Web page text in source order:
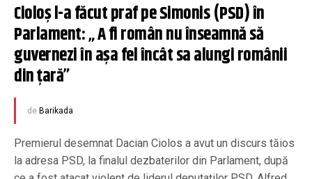
Cioloș l-a făcut praf pe Simonis (PSD) în
Parlament: „ A fi român nu înseamnă să
guvernezi în așa fel încât sa alungi românii
din țară”
de Barikada
Premierul desemnat Dacian Ciolos a avut un discurs tăios
la adresa PSD, la finalul dezbaterilor din Parlament, după